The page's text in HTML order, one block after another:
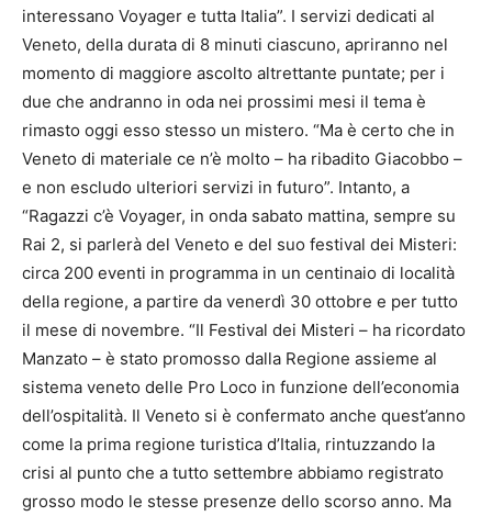
interessano Voyager e tutta Italia”. I servizi dedicati al
Veneto, della durata di 8 minuti ciascuno, apriranno nel
momento di maggiore ascolto altrettante puntate; per i
due che andranno in oda nei prossimi mesi il tema è
rimasto oggi esso stesso un mistero. “Ma è certo che in
Veneto di materiale ce n’è molto – ha ribadito Giacobbo –
e non escludo ulteriori servizi in futuro”. Intanto, a
“Ragazzi c’è Voyager, in onda sabato mattina, sempre su
Rai 2, si parlerà del Veneto e del suo festival dei Misteri:
circa 200 eventi in programma in un centinaio di località
della regione, a partire da venerdì 30 ottobre e per tutto
il mese di novembre. “Il Festival dei Misteri – ha ricordato
Manzato – è stato promosso dalla Regione assieme al
sistema veneto delle Pro Loco in funzione dell’economia
dell’ospitalità. Il Veneto si è confermato anche quest’anno
come la prima regione turistica d’Italia, rintuzzando la
crisi al punto che a tutto settembre abbiamo registrato
grosso modo le stesse presenze dello scorso anno. Ma